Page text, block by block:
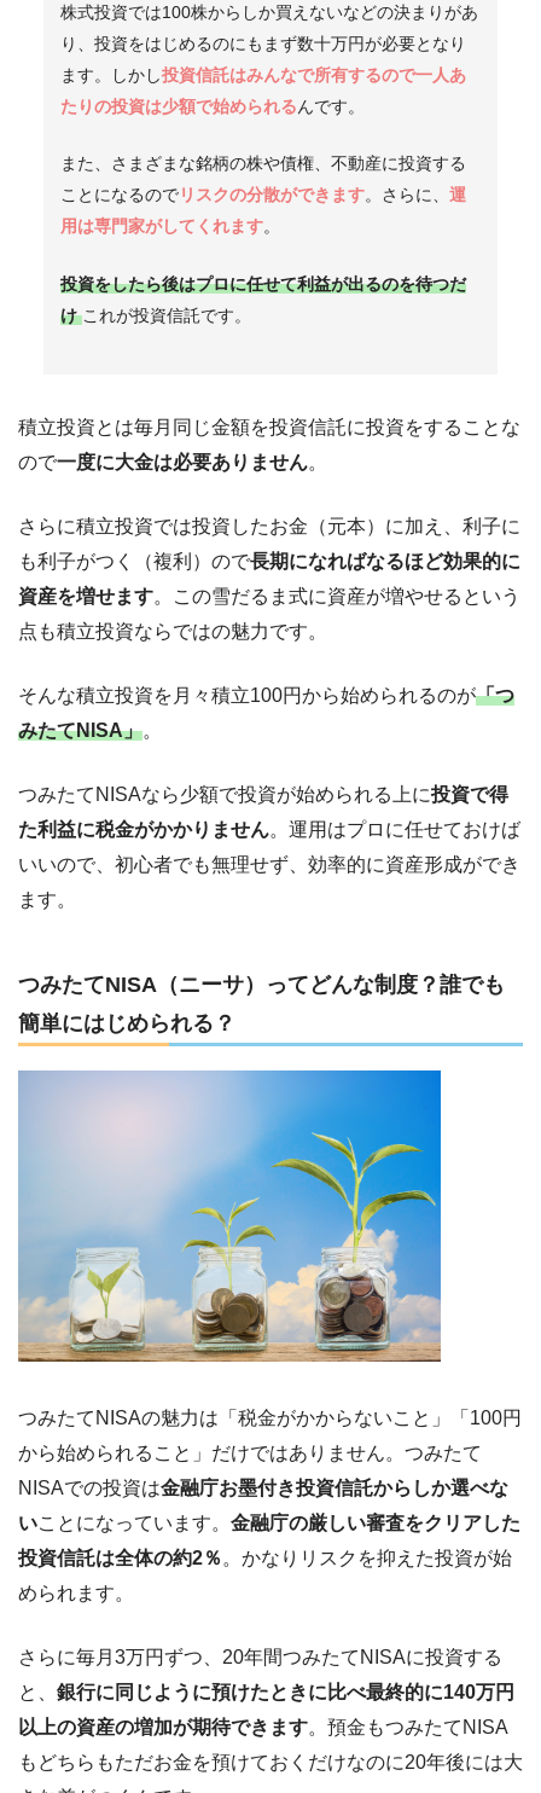
株式投資では100株からしか買えないなどの決まりがあ
り、投資をはじめるのにもまず数十万円が必要となり
ます。しかし投資信託はみんなで所有するので一人あ
たりの投資は少額で始められるんです。
また、さまざまな銘柄の株や債権、不動産に投資する
ことになるのでリスクの分散ができます。さらに、運
用は専門家がしてくれます。
投資をしたら後はプロに任せて利益が出るのを待つだ
けこれが投資信託です。
積立投資とは毎月同じ金額を投資信託に投資をすることな
ので一度に大金は必要ありません。
さらに積立投資では投資したお金（元本）に加え、利子に
も利子がつく（複利）ので長期になればなるほど効果的に
資産を増せます。この雪だるま式に資産が増やせるという
点も積立投資ならではの魅力です。
そんな積立投資を月々積立100円から始められるのが「つ
みたてNISA」。
つみたてNISAなら少額で投資が始められる上に投資で得
た利益に税金がかかりません。運用はプロに任せておけば
いいので、初心者でも無理せず、効率的に資産形成ができ
ます。
つみたてNISA（ニーサ）ってどんな制度？誰でも
簡単にはじめられる？
つみたてNISAの魅力は「税金がかからないこと」「100円
から始められること」だけではありません。つみたて
NISAでの投資は金融庁お墨付き投資信託からしか選べな
いことになっています。 金融庁の厳しい審査をクリアした
投資信託は全体の約2％ 。かなりリスクを抑えた投資が始
められます。
さらに毎月3万円ずつ、20年間つみたてNISAに投資する
と、 銀行に同じように預けたときに比べ最終的に140万円
以上の資産の増加が期待できます。預金もつみたてNISA
もどちらもただお金を預けておくだけなのに20年後には大